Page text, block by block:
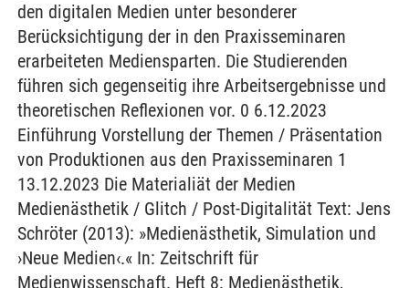
den digitalen Medien unter besonderer
Berücksichtigung der in den Praxisseminaren
erarbeiteten Mediensparten. Die Studierenden
führen sich gegenseitig ihre Arbeitsergebnisse und
theoretischen Reflexionen vor. 0 6.12.2023
Einführung Vorstellung der Themen / Präsentation
von Produktionen aus den Praxisseminaren 1
13.12.2023 Die Materialiät der Medien
Medienästhetik / Glitch / Post-Digitalität Text: Jens
Schröter (2013): »Medienästhetik, Simulation und
›Neue Medien‹.« In: Zeitschrift für
Medienwissenschaft. Heft 8: Medienästhetik,